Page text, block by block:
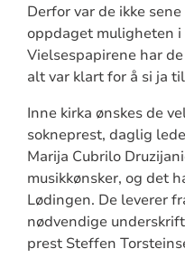
Derfor var de ikke
oppdaget muligheten i
Vielsespapirene har
alt var klart for å si ja
Inne kirka ønskes de
sokneprest, daglig
Marija Cubrilo
musikkønsker, og det
Lødingen. De leverer
nødvendige
prest Steffen